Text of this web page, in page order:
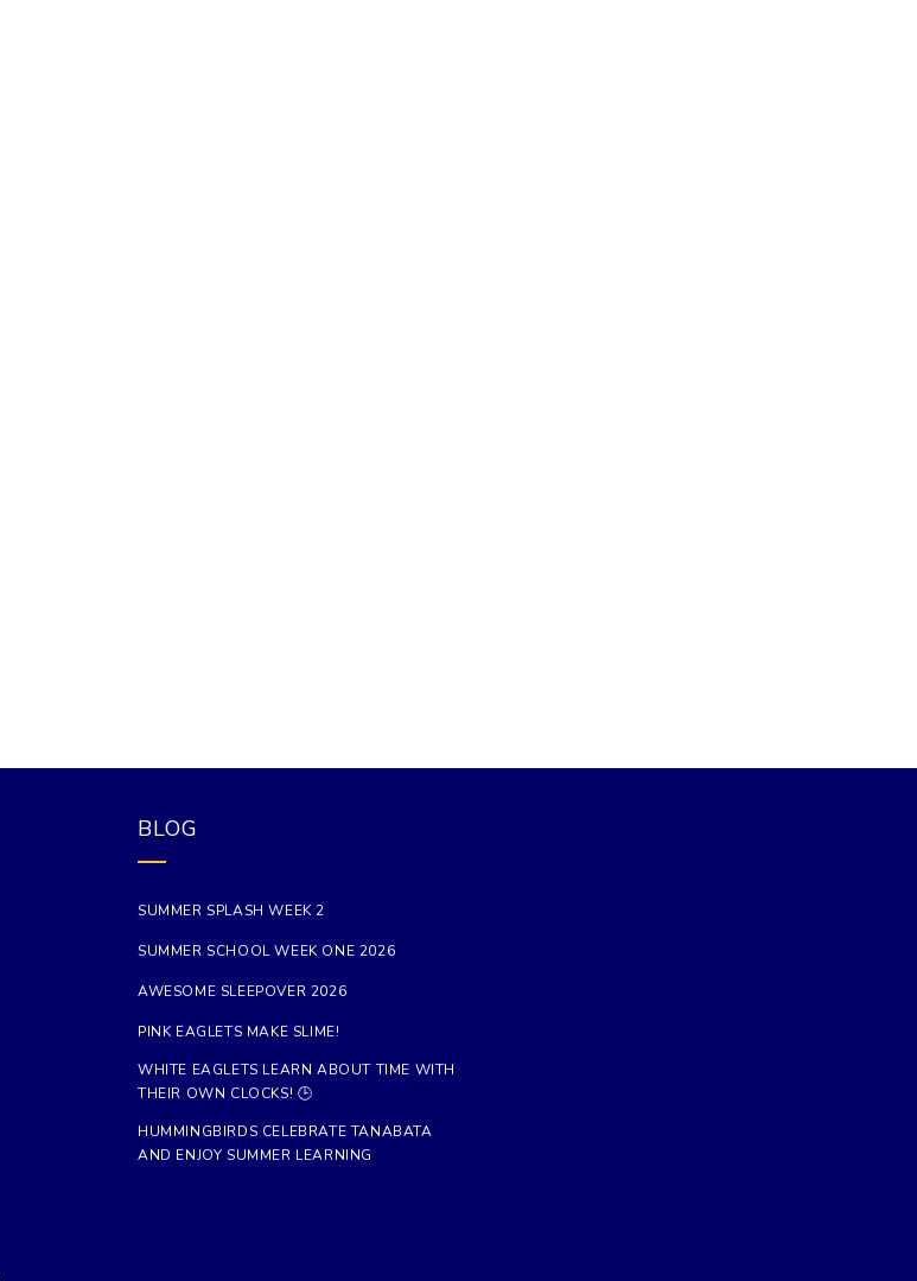
BLOG
SUMMER SPLASH WEEK 2
SUMMER SCHOOL WEEK ONE 2026
AWESOME SLEEPOVER 2026
PINK EAGLETS MAKE SLIME!
WHITE EAGLETS LEARN ABOUT TIME WITH
THEIR OWN CLOCKS! 🕒
HUMMINGBIRDS CELEBRATE TANABATA
AND ENJOY SUMMER LEARNING